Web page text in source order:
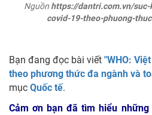
Nguồn https://dantri.com.vn/
covid-19-theo-phuong-
Bạn đang đọc bài viết "WHO:
theo phương thức đa ngành và
mục Quốc tế.
Cảm ơn bạn đã tìm hiểu